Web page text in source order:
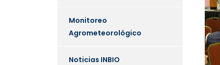
Monitoreo
Agrometeorológico
Noticias INBIO